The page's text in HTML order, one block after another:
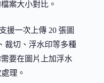
案大小對比。
支援一次上傳 20 張圖
裁切、浮水印等多種
要在圖片上加浮水
理。